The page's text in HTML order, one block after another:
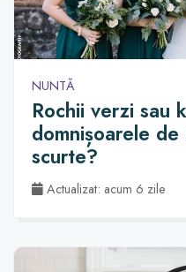
NUNTĂ
Rochii verzi sau
domnișoarele
scurte?
Actualizat: acum 6 zile